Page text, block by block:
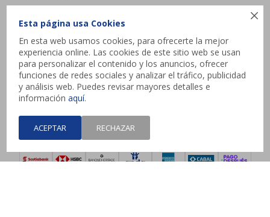

Esta página usa Cookies
En esta web usamos cookies, para ofrecerte la mejor
experiencia online. Las cookies de este sitio web se usan
para personalizar el contenido y los anuncios, ofrecer
funciones de redes sociales y analizar el tráfico, publicidad
y análisis web. Puedes revisar mayores detalles e
informaciónaquí.
ACEPTAR RECHAZAR
contacto@jysk.uy
Lunes a Domingo de 10 a 21 hs - Pick up web 3 a
4 días hábiles.
   